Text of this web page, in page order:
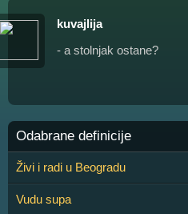
kuvajlija
- a stolnjak ostane?
Odabrane definicije
Živi i radi u Beogradu
Vudu supa